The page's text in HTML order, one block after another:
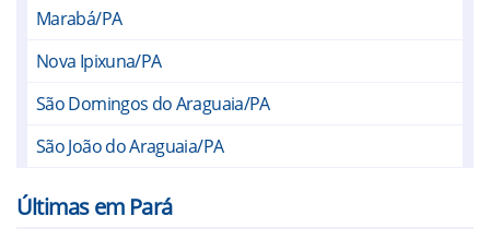
Marabá/PA
Nova Ipixuna/PA
São Domingos do Araguaia/PA
São João do Araguaia/PA
Últimas em Pará